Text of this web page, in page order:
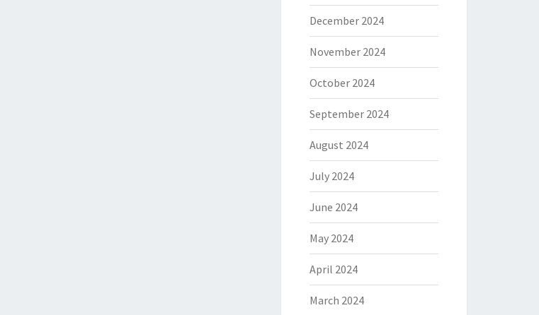
December 2024
November 2024
October 2024
September 2024
August 2024
July 2024
June 2024
May 2024
April 2024
March 2024